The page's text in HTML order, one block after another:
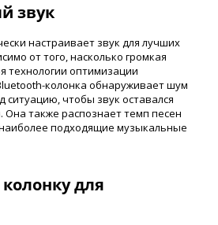
звук
настраивает звук для лучших
от того, насколько громкая
технологии оптимизации
колонка обнаруживает шум
ситуацию, чтобы звук оставался
также распознает темп песен
подходящие музыкальные
для